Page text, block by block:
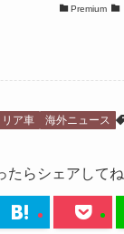
Premium
リア車 海外ニュース
たらシェアしてね